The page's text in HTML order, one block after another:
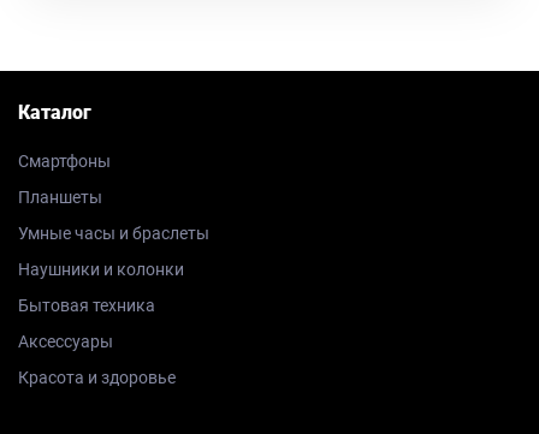
Каталог
Смартфоны
Планшеты
Умные часы и браслеты
Наушники и колонки
Бытовая техника
Аксессуары
Красота и здоровье